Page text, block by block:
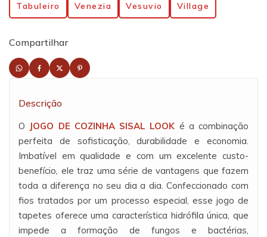
Tabuleiro Venezia Vesuvio Village
Compartilhar
Descrição
O JOGO DE COZINHA SISAL LOOK é a combinação
perfeita de sofisticação, durabilidade e economia.
Imbatível em qualidade e com um excelente custo-
benefício, ele traz uma série de vantagens que fazem
toda a diferença no seu dia a dia. Confeccionado com
fios tratados por um processo especial, esse jogo de
tapetes oferece uma característica hidrófila única, que
impede a formação de fungos e bactérias,